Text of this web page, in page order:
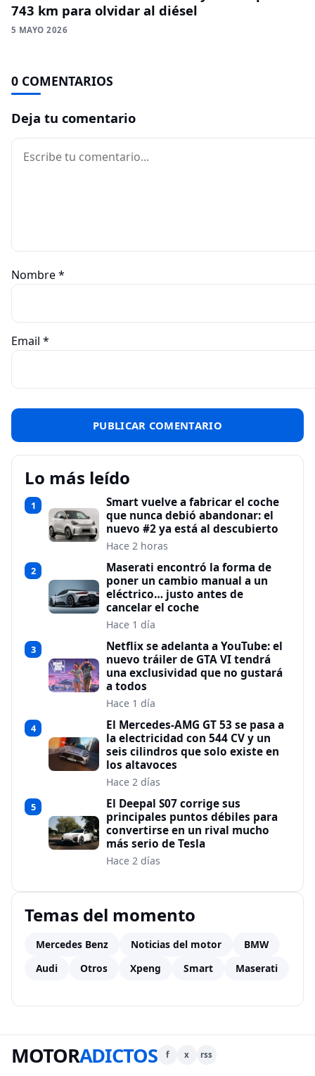
743 km para olvidar al diésel
5 MAYO 2026
0 COMENTARIOS
Deja tu comentario
Comentario
Nombre*
Email *
Lo más leído
1
Smart vuelve a fabricar el coche
que nunca debió abandonar: el
nuevo #2 ya está al descubierto
Hace 2 horas
2
Maserati encontró la forma de
poner un cambio manual a un
eléctrico… justo antes de
cancelar el coche
Hace 1 día
3
Netflix se adelanta a YouTube: el
nuevo tráiler de GTA VI tendrá
una exclusividad que no gustará
a todos
Hace 1 día
4
El Mercedes-AMG GT 53 se pasa a
la electricidad con 544 CV y un
seis cilindros que solo existe en
los altavoces
Hace 2 días
5
El Deepal S07 corrige sus
principales puntos débiles para
convertirse en un rival mucho
más serio de Tesla
Hace 2 días
Temas del momento
Mercedes Benz Noticias del motor
BMW
Audi
Otros Xpeng Smart Maserati
MOTORADICTOS f x rss